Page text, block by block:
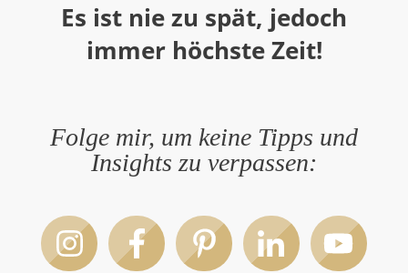
Es ist nie zu spät, jedoch
immer höchste Zeit!
Folge mir, um keine Tipps und
Insights zu verpassen: